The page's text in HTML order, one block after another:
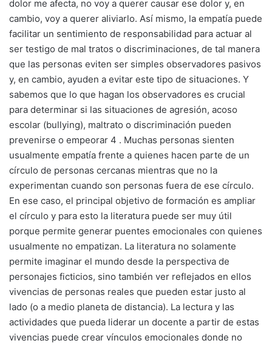
dolor me afecta, no voy a querer causar ese dolor y, en
cambio, voy a querer aliviarlo. Así mismo, la empatía puede
facilitar un sentimiento de responsabilidad para actuar al
ser testigo de mal tratos o discriminaciones, de tal manera
que las personas eviten ser simples observadores pasivos
y, en cambio, ayuden a evitar este tipo de situaciones. Y
sabemos que lo que hagan los observadores es crucial
para determinar si las situaciones de agresión, acoso
escolar (bullying), maltrato o discriminación pueden
prevenirse o empeorar 4 . Muchas personas sienten
usualmente empatía frente a quienes hacen parte de un
círculo de personas cercanas mientras que no la
experimentan cuando son personas fuera de ese círculo.
En ese caso, el principal objetivo de formación es ampliar
el círculo y para esto la literatura puede ser muy útil
porque permite generar puentes emocionales con quienes
usualmente no empatizan. La literatura no solamente
permite imaginar el mundo desde la perspectiva de
personajes ficticios, sino también ver reflejados en ellos
vivencias de personas reales que pueden estar justo al
lado (o a medio planeta de distancia). La lectura y las
actividades que pueda liderar un docente a partir de estas
vivencias puede crear vínculos emocionales donde no